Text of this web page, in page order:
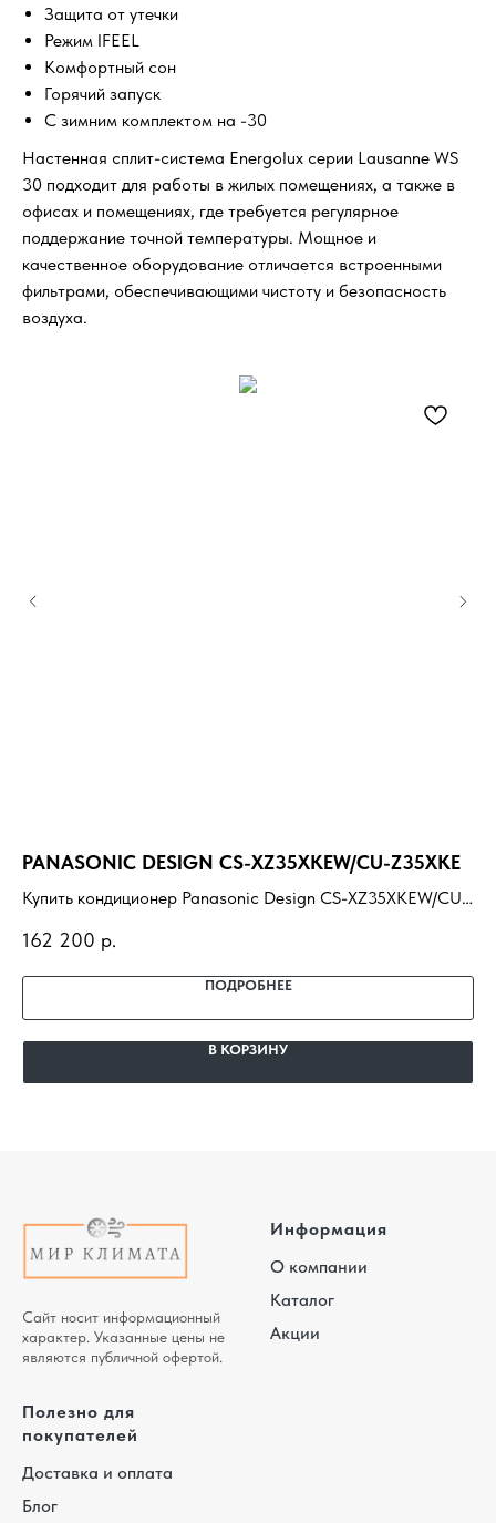
Защита от утечки
Режим IFEEL
Комфортный сон
Горячий запуск
C зимним комплектом на -30
Настенная сплит-система Energolux серии Lausanne WS
30 подходит для работы в жилых помещениях, а также в
офисах и помещениях, где требуется регулярное
поддержание точной температуры. Мощное и
качественное оборудование отличается встроенными
фильтрами, обеспечивающими чистоту и безопасность
воздуха.
PANASONIC DESIGN CS-XZ35XKEW/CU-Z35XKE
Купить кондиционер Panasonic Design CS-XZ35XKEW/CU-
доставка, профессиональный монтаж и гарантия.
162 200 р.
ПОДРОБНЕЕ
В КОРЗИНУ
Сайт носит информационный
характер. Указанные цены не
являются публичной офертой.
Информация
О компании
Каталог
Акции
Полезно для
покупателей
Доставка и оплата
Блог